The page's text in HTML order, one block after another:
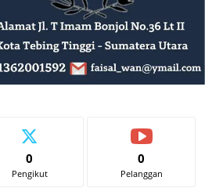
0
Pengikut
0
Pelanggan